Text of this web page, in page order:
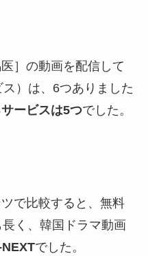
］の動画を配信して
）は、6つありました
ービスは5つでした。
で比較すると、無料
く、韓国ドラマ動画
でした。